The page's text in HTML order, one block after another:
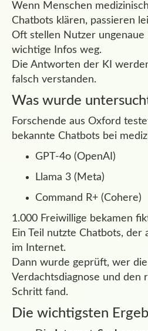
Wenn Menschen
Chatbots klären, passieren
Oft stellen Nutzer ungenaue
wichtige Infos weg.
Die Antworten der KI
falsch verstanden.
Was wurde
Forschende aus Oxford
bekannte Chatbots bei
GPT-4o (OpenAI)
Llama 3 (Meta)
Command R+ (Cohere)
1.000 Freiwillige bekamen
Ein Teil nutzte Chatbots, der
im Internet.
Dann wurde geprüft, wer
Verdachtsdiagnose und den
Schritt fand.
Die wichtigsten